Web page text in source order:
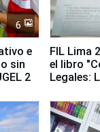
6
e
sin
2
FIL Lima
el libro
Legales: